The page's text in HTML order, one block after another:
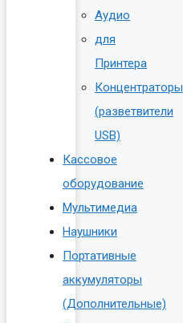
Аудио
для
Принтера
Концентраторы
(разветвители
USB)
Кассовое
оборудование
Мультимедиа
Наушники
Портативные
аккумуляторы
(Дополнительные)